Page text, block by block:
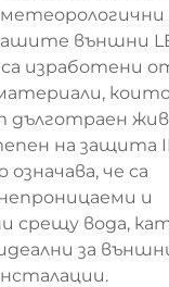
външни
изработени
дълготраен
на защита
означава, че са
и
срещу вода,
за